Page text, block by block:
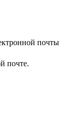
почты
почте.